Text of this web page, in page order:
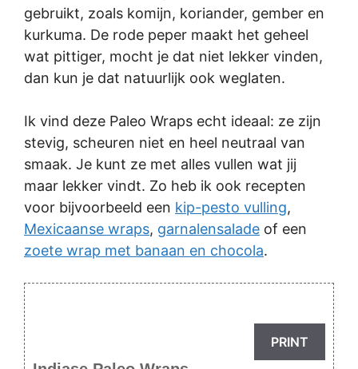
gebruikt, zoals komijn, koriander, gember en
kurkuma. De rode peper maakt het geheel
wat pittiger, mocht je dat niet lekker vinden,
dan kun je dat natuurlijk ook weglaten.
Ik vind deze Paleo Wraps echt ideaal: ze zijn
stevig, scheuren niet en heel neutraal van
smaak. Je kunt ze met alles vullen wat jij
maar lekker vindt. Zo heb ik ook recepten
voor bijvoorbeeld een kip-pesto vulling,
Mexicaanse wraps, garnalensalade of een
zoete wrap met banaan en chocola.
PRINT